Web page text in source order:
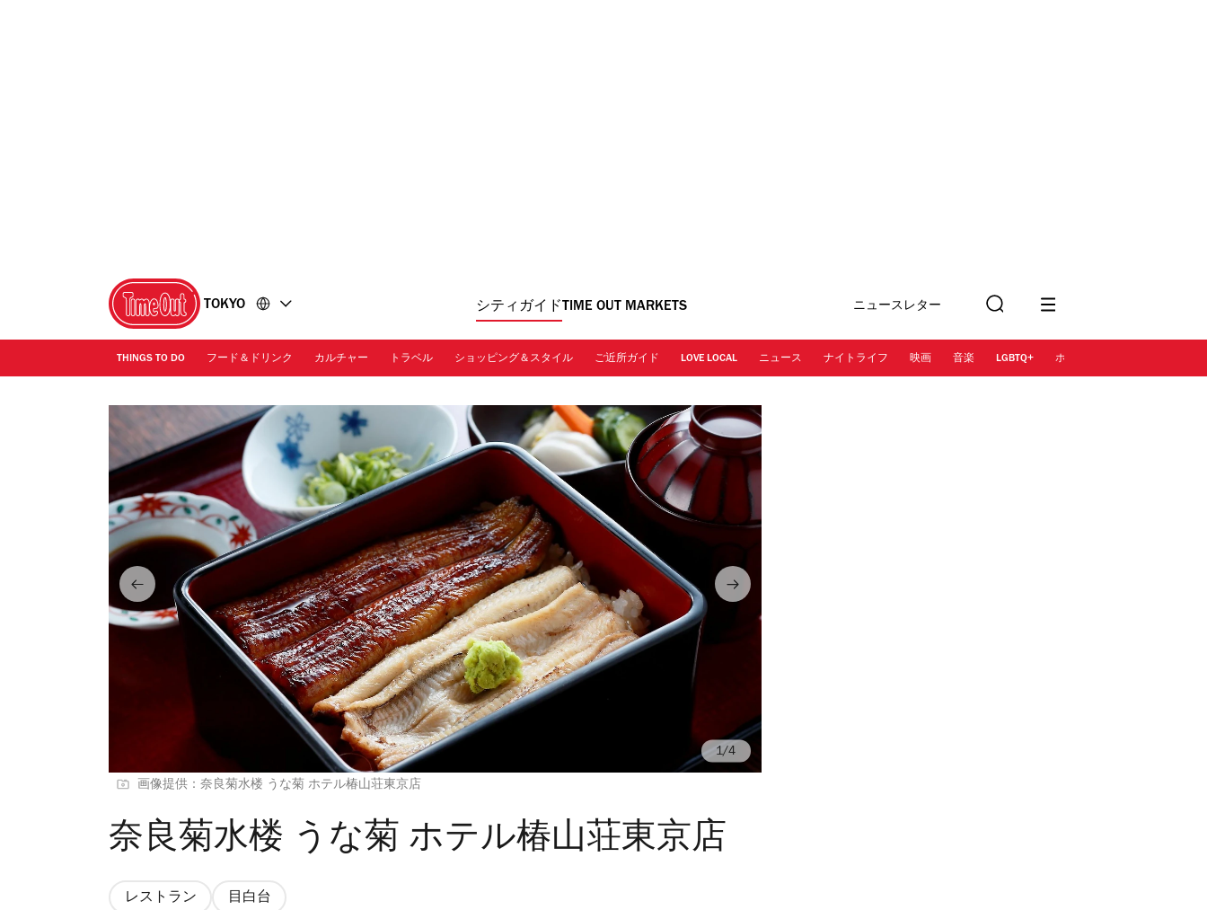
TOKYO シティガイド TIME OUT MARKETS ニュースレター
に登録
索
THINGS TO DO フード＆ドリンク カルチャー トラベル ショッピング＆スタイル ご近所ガイド LOVE LOCAL ニュース ナイトライフ 映画 音楽 LGBTQ+ ホテル
画像提供：奈良菊水楼 うな菊 ホテル椿山荘東京店
/4
奈良菊水楼 うな菊 ホテル椿山荘東京店
レストラン 目白台